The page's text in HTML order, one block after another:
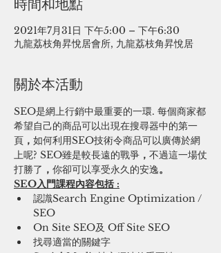
時間和地點
2021年7月31日 下午5:00 – 下午6:30
九龍荔枝角昇悅居會所, 九龍荔枝角昇悅居
關於本活動
SEO是網上行銷中最重要的一環. 每個商家都
希望自己的商品可以出現在搜尋器中的第一
頁 ， 如何利用SEO技術令商品可以廣傳於網
上呢? SEO雖是較長遠的戰爭 ， 不過這一場仗
打勝了 ， 你卻可以享受永久的安逸。
SEO入門課程內容包括 :
認識Search Engine Optimization /
SEO
On Site SEO及 Off Site SEO
找尋適當的關鍵字